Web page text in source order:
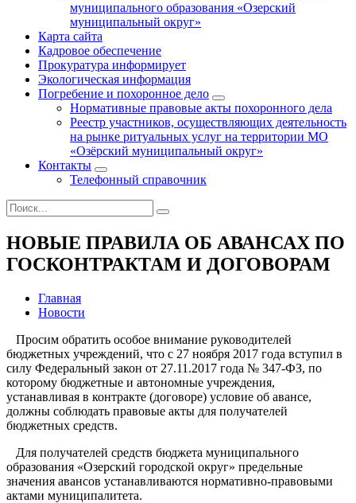
муниципального образования «Озерский
муниципальный округ»
Карта сайта
Кадровое обеспечение
Прокуратура информирует
Экологическая информация
Погребение и похоронное дело
Нормативные правовые акты похоронного дела
Реестр участников, осуществляющих деятельность
на рынке ритуальных услуг на территории МО
«Озёрский муниципальный округ»
Контакты
Телефонный справочник
НОВЫЕ ПРАВИЛА ОБ АВАНСАХ ПО
ГОСКОНТРАКТАМ И ДОГОВОРАМ
Главная
Новости
Просим обратить особое внимание руководителей
бюджетных учреждений, что с 27 ноября 2017 года вступил в
силу Федеральный закон от 27.11.2017 года № 347-ФЗ, по
которому бюджетные и автономные учреждения,
устанавливая в контракте (договоре) условие об авансе,
должны соблюдать правовые акты для получателей
бюджетных средств.
Для получателей средств бюджета муниципального
образования «Озерский городской округ» предельные
значения авансов устанавливаются нормативно-правовыми
актами муниципалитета.